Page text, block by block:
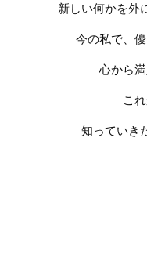
新しい何かを外
今の私で、
心から満
こ
知っていき